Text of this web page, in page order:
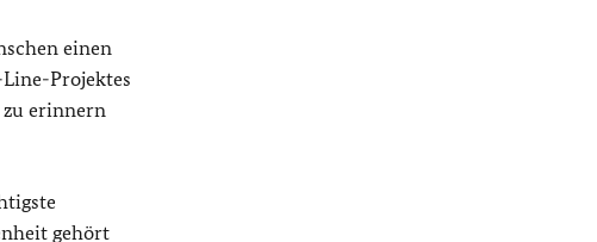
einen
Line-Projektes
zu erinnern
gehört